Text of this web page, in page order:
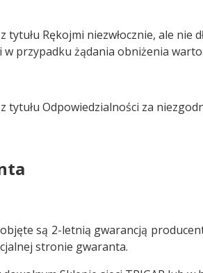
tytułu Rękojmi niezwłocznie, ale
przypadku żądania obniżenia
tytułu Odpowiedzialności za
są 2-letnią gwarancją
stronie gwaranta.